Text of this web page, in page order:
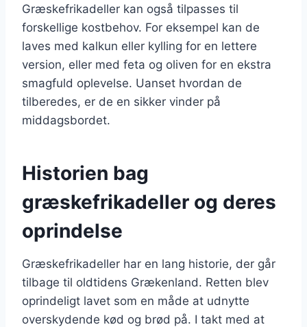
Græskefrikadeller kan også tilpasses til
forskellige kostbehov. For eksempel kan de
laves med kalkun eller kylling for en lettere
version, eller med feta og oliven for en ekstra
smagfuld oplevelse. Uanset hvordan de
tilberedes, er de en sikker vinder på
middagsbordet.
Historien bag
græskefrikadeller og deres
oprindelse
Græskefrikadeller har en lang historie, der går
tilbage til oldtidens Grækenland. Retten blev
oprindeligt lavet som en måde at udnytte
overskydende kød og brød på. I takt med at